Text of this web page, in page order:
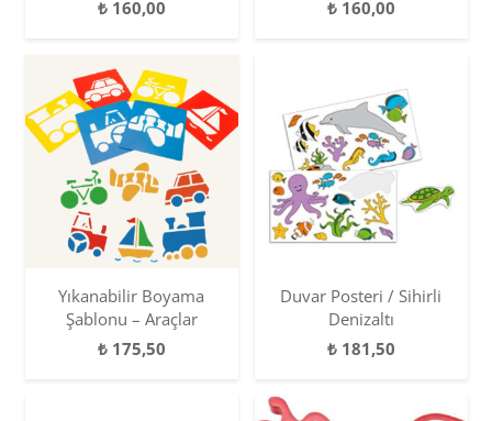
₺160,00
₺160,00
Yıkanabilir Boyama
Şablonu – Araçlar
₺175,50
Duvar Posteri / Sihirli
Denizaltı
₺181,50